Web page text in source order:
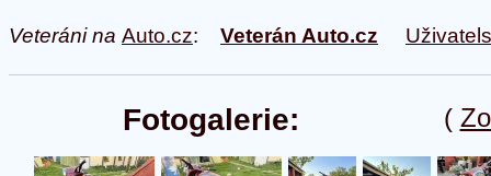
Veteráni na Auto.cz: Veterán Auto.cz
(
Fotogalerie: